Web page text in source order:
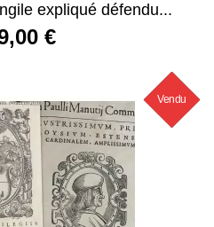
expliqué défendu...
€
Vendu
Nouveau